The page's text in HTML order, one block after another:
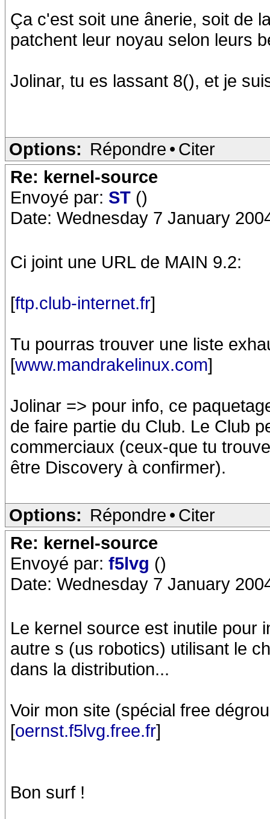
Ça c'est soit une ânerie, soit de
patchent leur noyau selon leurs
Jolinar, tu es lassant 8(), et je
Options: Répondre • Citer
Re: kernel-source
Envoyé par: ST ()
Date: Wednesday 7 January
Ci joint une URL de MAIN 9.2:
[ftp.club-internet.fr]
Tu pourras trouver une liste
[www.mandrakelinux.com]
Jolinar => pour info, ce
de faire partie du Club. Le Club
commerciaux (ceux-que tu
être Discovery à confirmer).
Options: Répondre • Citer
Re: kernel-source
Envoyé par: f5lvg ()
Date: Wednesday 7 January
Le kernel source est inutile pour
autre s (us robotics) utilisant le
dans la distribution...
Voir mon site (spécial free
[oernst.f5lvg.free.fr]
Bon surf !